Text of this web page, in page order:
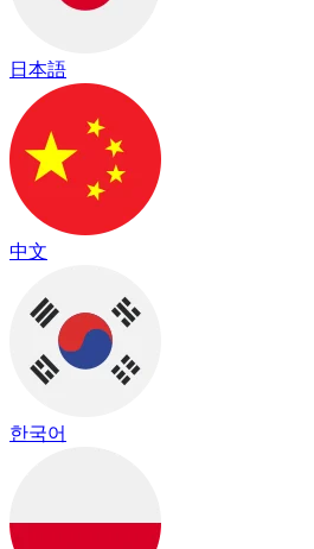
日本語
中文
한국어